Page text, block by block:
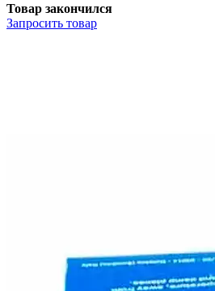
Товар закончился
Запросить товар